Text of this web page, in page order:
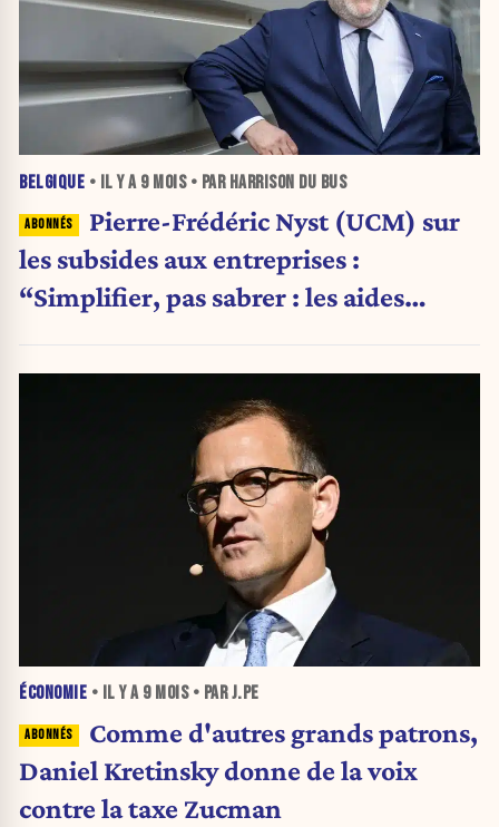
BELGIQUE • IL Y A 9 MOIS• PAR HARRISON DU BUS
Pierre-Frédéric Nyst (UCM) sur
les subsides aux entreprises :
“Simplifier, pas sabrer : les aides
vraiment besoin”
ÉCONOMIE • IL Y A 9 MOIS• PAR J.PE
Comme d'autres grands patrons,
Daniel Kretinsky donne de la voix
contre la taxe Zucman